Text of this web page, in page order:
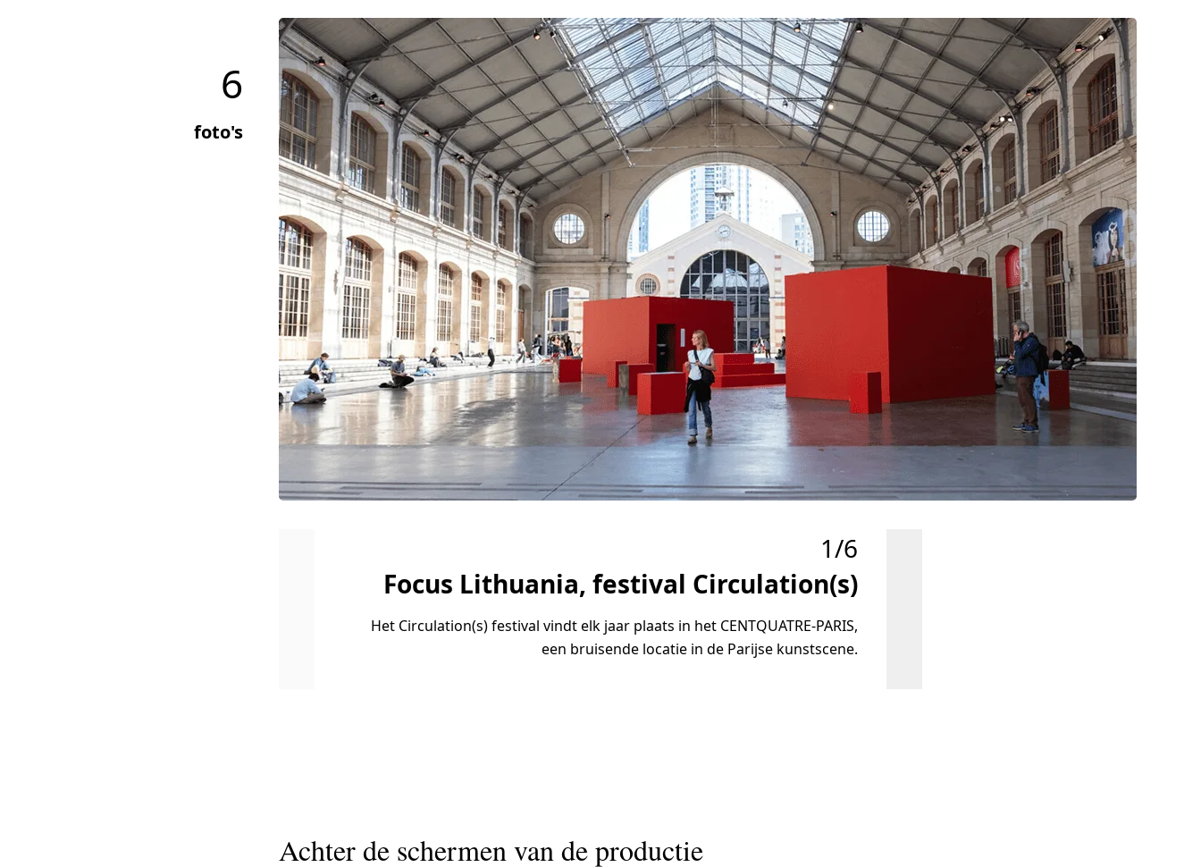
6
foto's
1/6
Focus Lithuania, festival Circulation(s)
Het Circulation(s) festival vindt elk jaar plaats in het CENTQUATRE-PARIS,
een bruisende locatie in de Parijse kunstscene.
Achter de schermen van de productie